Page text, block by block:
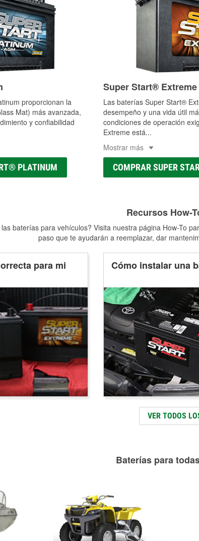
proporcionan la
Mat) más avanzada,
y confiabilidad
PLATINUM
Super Start® Extreme
Las baterías Super Start®
desempeño y una vida útil
condiciones de operación
Extreme está...
Mostrar más
COMPRAR SUPER
Recursos How-
baterías para vehículos? Visita nuestra página How-To
paso que te ayudarán a reemplazar, dar
para mi Cómo instalar una
VER TODOS
Baterías para